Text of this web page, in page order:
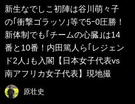
新生なでしこ初陣は谷川萌々子
の｢衝撃ゴラッソ｣等で5ｰ0圧勝！
新体制でも｢チームの心臓｣は14
番と10番！内田篤人ら｢レジェン
ド2人｣も入閣【日本女子代表vs
南アフリカ女子代表】現地撮
原壮史